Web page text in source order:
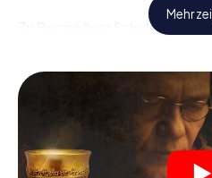
Zu Beginn Ihrer Schatzsuche
ein geborener
Abenteurer? Und wer hat das
Bei unserer Schatzsuche in
Spieler die passende Rolle
Sind die Rollen verteilt, kann
Mehr